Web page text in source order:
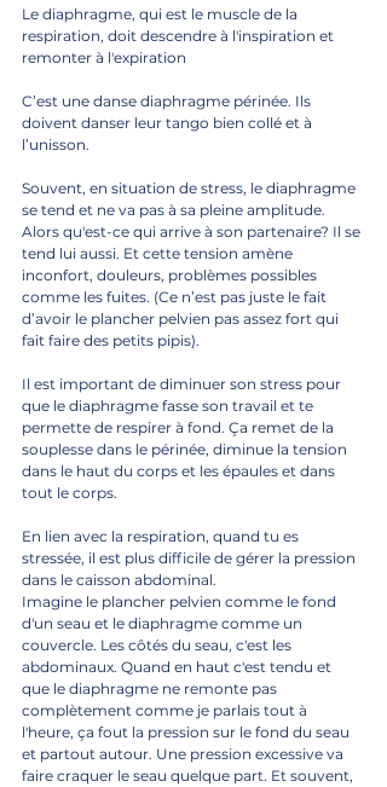
Le diaphragme, qui est le muscle de la
respiration, doit descendre à l'inspiration et
remonter à l'expiration
C’est une danse diaphragme périnée. Ils
doivent danser leur tango bien collé et à
l’unisson.
Souvent, en situation de stress, le diaphragme
se tend et ne va pas à sa pleine amplitude.
Alors qu'est-ce qui arrive à son partenaire? Il se
tend lui aussi. Et cette tension amène
inconfort, douleurs, problèmes possibles
comme les fuites. (Ce n’est pas juste le fait
d’avoir le plancher pelvien pas assez fort qui
fait faire des petits pipis).
Il est important de diminuer son stress pour
que le diaphragme fasse son travail et te
permette de respirer à fond. Ça remet de la
souplesse dans le périnée, diminue la tension
dans le haut du corps et les épaules et dans
tout le corps.
En lien avec la respiration, quand tu es
stressée, il est plus difficile de gérer la pression
dans le caisson abdominal.
Imagine le plancher pelvien comme le fond
d'un seau et le diaphragme comme un
couvercle. Les côtés du seau, c'est les
abdominaux. Quand en haut c'est tendu et
que le diaphragme ne remonte pas
complètement comme je parlais tout à
l'heure, ça fout la pression sur le fond du seau
et partout autour. Une pression excessive va
faire craquer le seau quelque part. Et souvent,